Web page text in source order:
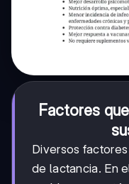
Factores
Diversos
de lactancia. En